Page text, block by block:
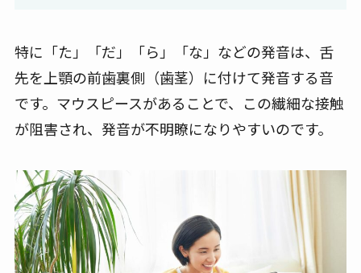
特に「た」「だ」「ら」「な」などの発音は、舌
先を上顎の前歯裏側（歯茎）に付けて発音する音
です。マウスピースがあることで、この繊細な接触
が阻害され、発音が不明瞭になりやすいのです。